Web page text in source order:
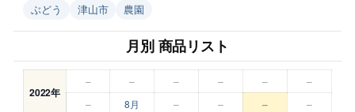
ぶどう 津山市 農園
月別 商品リスト
2022年
– – – – –
–
–
8月 – – – –